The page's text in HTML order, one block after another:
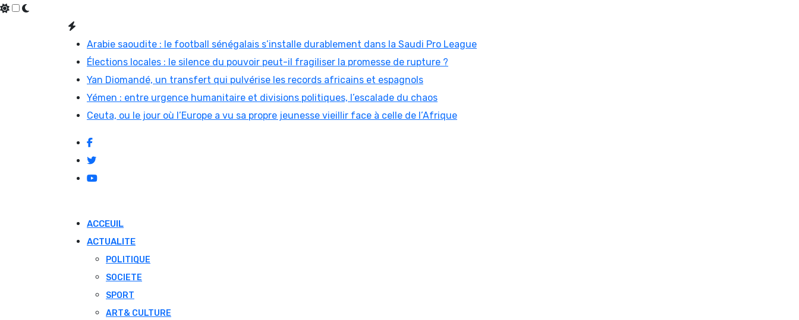
Arabie saoudite : le football sénégalais s’installe durablement dans la Saudi Pro League
Élections locales : le silence du pouvoir peut-il fragiliser la promesse de rupture ?
Yan Diomandé, un transfert qui pulvérise les records africains et espagnols
Yémen : entre urgence humanitaire et divisions politiques, l’escalade du chaos
Ceuta, ou le jour où l’Europe a vu sa propre jeunesse vieillir face à celle de l’Afrique
ACCEUIL
ACTUALITE
POLITIQUE
SOCIETE
SPORT
ART& CULTURE